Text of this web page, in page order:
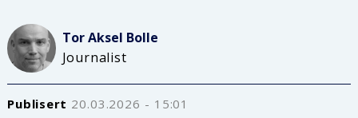
Tor Aksel Bolle
Journalist
Publisert
20.03.2026 - 15:01